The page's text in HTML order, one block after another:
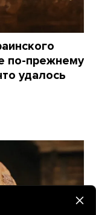
по-прежнему
удалось